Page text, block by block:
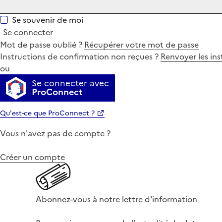
Se souvenir de moi
Se connecter
Mot de passe oublié ? Récupérer votre mot de passe
Instructions de confirmation non reçues ? Renvoyer les
ou
Se connecter avec
ProConnect
Qu'est-ce que ProConnect ?
Vous n'avez pas de compte ?
Créer un compte
Abonnez-vous à notre lettre d'information